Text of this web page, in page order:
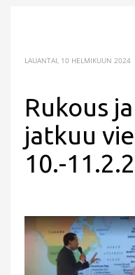
LAUANTAI, 10 HELMIKUUN 2024
Rukous
jatkuu
10.-